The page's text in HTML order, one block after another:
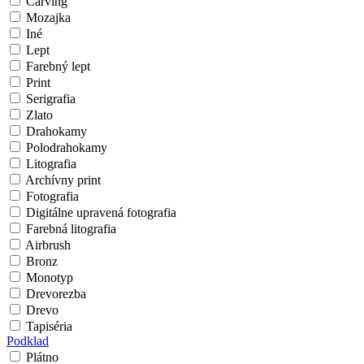
Mozajka
Iné
Lept
Farebný lept
Print
Serigrafia
Zlato
Drahokamy
Polodrahokamy
Litografia
Archívny print
Fotografia
Digitálne upravená fotografia
Farebná litografia
Airbrush
Bronz
Monotyp
Drevorezba
Drevo
Tapiséria
Podklad
Plátno